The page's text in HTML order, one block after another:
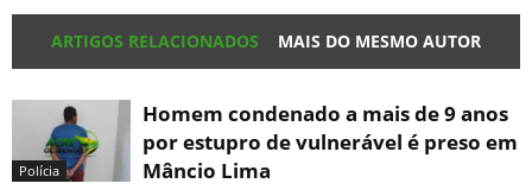
ARTIGOS RELACIONADOS MAIS DO MESMO AUTOR
Polícia
Homem condenado a mais de 9 anos
por estupro de vulnerável é preso em
Mâncio Lima